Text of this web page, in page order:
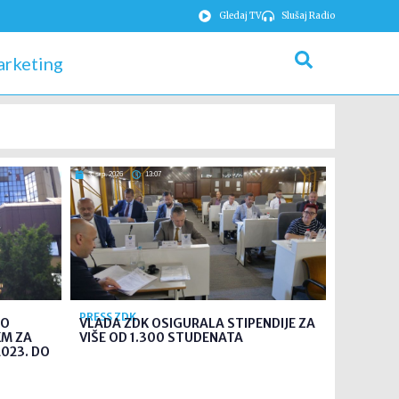
Gledaj TV Slušaj Radio
ZA
DO
3. srp. 2026 13:07
PRESS ZDK
VLADA ZDK OSIGURALA STIPENDIJE ZA
VIŠE OD 1.300 STUDENATA